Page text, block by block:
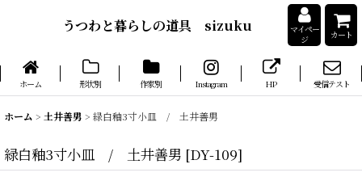
うつわと暮らしの道具 sizuku
マイペー
ジ
カート
ホーム 形状別 作家別 Instagram HP 受信テスト
ホーム > 土井善男 > 緑白釉3寸小皿 / 土井善男
緑白釉3寸小皿 / 土井善男 [DY-109]